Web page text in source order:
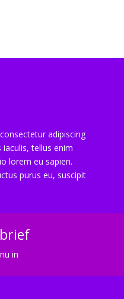
adipiscing
tellus enim
lorem eu sapien.
purus eu, suscipit
in